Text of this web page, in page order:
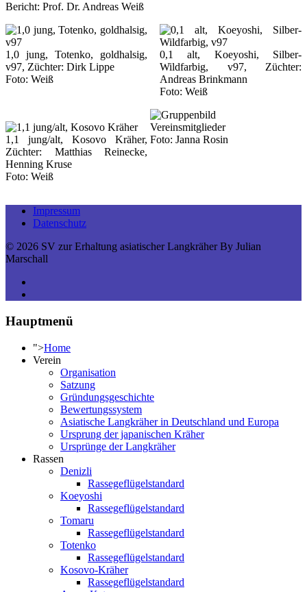
Bericht: Prof. Dr. Andreas Weiß
1,0 jung, Totenko, goldhalsig,
v97, Züchter: Dirk Lippe
Foto: Weiß
0,1 alt, Koeyoshi, Silber-
Wildfarbig, v97, Züchter:
Andreas Brinkmann
Foto: Weiß
1,1 jung/alt, Kosovo Kräher,
Züchter: Matthias Reinecke,
Henning Kruse
Foto: Weiß
Foto: Janna Rosin
Impressum
Datenschutz
© 2026 SV zur Erhaltung asiatischer Langkräher By Julian
Marschall
Hauptmenü
">Home
Verein
Organisation
Satzung
Gründungsgeschichte
Bewertungssystem
Asiatische Langkräher in Deutschland und Europa
Ursprung der japanischen Kräher
Ursprünge der Langkräher
Rassen
Denizli
Rassegeflügelstandard
Koeyoshi
Rassegeflügelstandard
Tomaru
Rassegeflügelstandard
Totenko
Rassegeflügelstandard
Kosovo-Kräher
Rassegeflügelstandard